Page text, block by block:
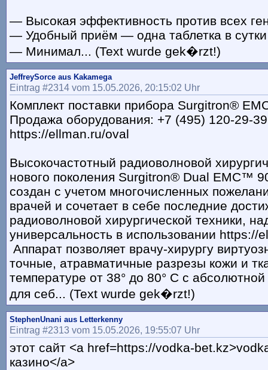
— Высокая эффективность против всех
— Удобный приём — одна таблетка в сутки
— Минимал... (Text wurde gek�rzt!)
JeffreySorce aus Kakamega
Eintrag #2314 vom 15.05.2026, 20:15:02 Uhr
Комплект поставки прибора Surgitron®
Продажа оборудования: +7 (495) 120-29-39
https://ellman.ru/oval
Высокочастотный радиоволновой
нового поколения Surgitron® Dual EMC™
создан с учетом многочисленных
врачей и сочетает в себе последние
радиоволновой хирургической техники,
универсальность в использовании https://
Аппарат позволяет врачу-хирургу
точные, атравматичные разрезы кожи и
температуре от 38° до 80° С с
для себ... (Text wurde gek�rzt!)
StephenUnani aus Letterkenny
Eintrag #2313 vom 15.05.2026, 19:55:07 Uhr
этот сайт <a href=https://vodka-
казино</a>